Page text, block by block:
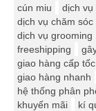
cún miu
dịch vụ
dịch vụ chăm sóc
dịch vụ grooming
freeshipping
giao hàng cấp tốc
giao hàng nhanh
hệ thống phân
khuyến mãi
kí